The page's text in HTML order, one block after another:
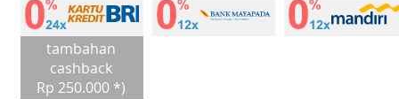
tambahan
cashback
Rp 250.000 *)